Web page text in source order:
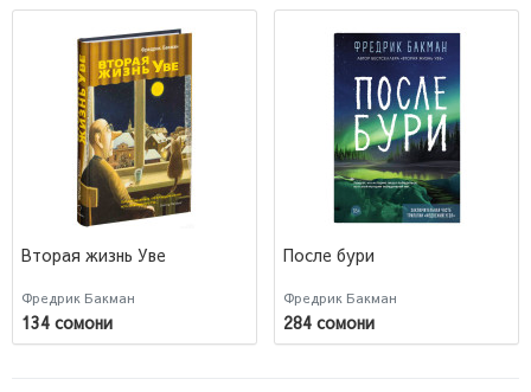
Вторая жизнь Уве
Фредрик Бакман
134 сомони
После бури
Фредрик Бакман
284 сомони